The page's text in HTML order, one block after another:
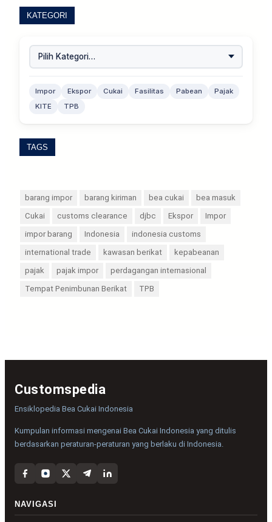
KATEGORI
Impor Ekspor Cukai Fasilitas Pabean
Pajak
KITE
TPB
TAGS
barang impor barang kiriman bea cukai
bea masuk
Cukai
customs clearance djbc Ekspor
Impor
impor barang
Indonesia
indonesia customs
international trade
kawasan berikat
kepabeanan
pajak
pajak impor
perdagangan internasional
Tempat Penimbunan Berikat
TPB
Customspedia
Ensiklopedia Bea Cukai Indonesia
Kumpulan informasi mengenai Bea Cukai Indonesia yang ditulis
berdasarkan peraturan-peraturan yang berlaku di Indonesia.
NAVIGASI